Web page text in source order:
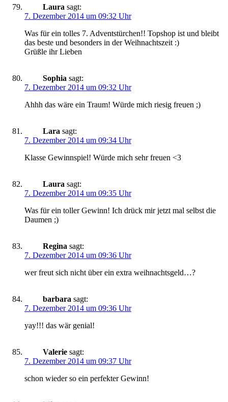
Laura sagt:
7. Dezember 2014 um 09:32 Uhr
Was für ein tolles 7. Adventstürchen!! Topshop ist und bleibt
das beste und besonders in der Weihnachtszeit :)
Grüßle ihr Lieben
Sophia sagt:
7. Dezember 2014 um 09:32 Uhr
Ahhh das wäre ein Traum! Würde mich riesig freuen ;)
Lara sagt:
7. Dezember 2014 um 09:34 Uhr
Klasse Gewinnspiel! Würde mich sehr freuen <3
Laura sagt:
7. Dezember 2014 um 09:35 Uhr
Was für ein toller Gewinn! Ich drück mir jetzt mal selbst die
Daumen ;)
Regina sagt:
7. Dezember 2014 um 09:36 Uhr
wer freut sich nicht über ein extra weihnachtsgeld…?
barbara sagt:
7. Dezember 2014 um 09:36 Uhr
yay!!! das wär genial!
Valerie sagt:
7. Dezember 2014 um 09:37 Uhr
schon wieder so ein perfekter Gewinn!